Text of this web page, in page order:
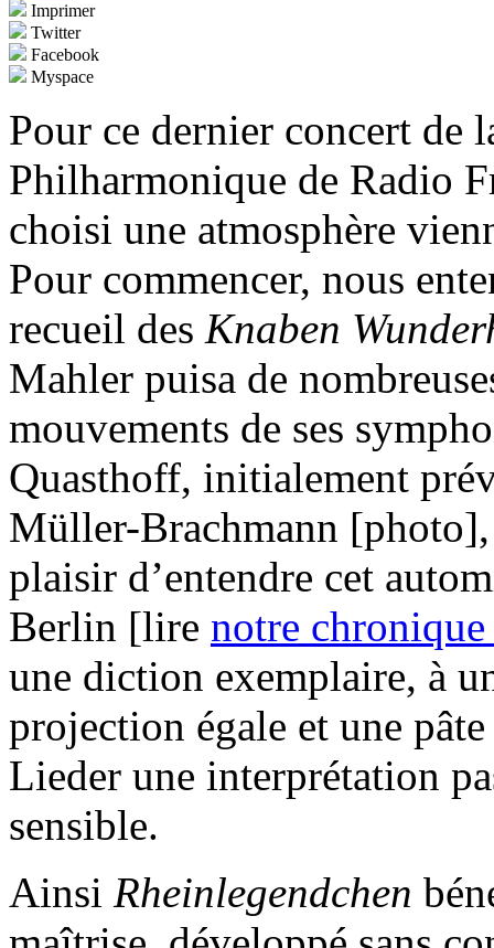
Imprimer
Twitter
Facebook
Myspace
Pour ce dernier concert de
Philharmonique de Radio
choisi une atmosphère
Pour commencer, nous
recueil des Knaben
Mahler puisa de
mouvements de ses
Quasthoff, initialement
Müller-Brachmann
plaisir d’entendre cet
Berlin [lire notre
une diction exemplaire, à
projection égale et une
Lieder une interprétation
sensible.
Ainsi Rheinlegendchen